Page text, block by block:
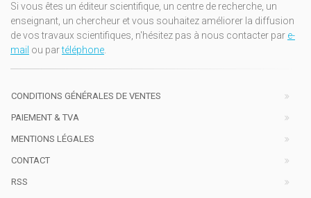
Si vous êtes un éditeur scientifique, un centre de recherche, un
enseignant, un chercheur et vous souhaitez améliorer la diffusion
de vos travaux scientifiques, n'hésitez pas à nous contacter par e-
mail ou partéléphone.
CONDITIONS GÉNÉRALES DE VENTES
PAIEMENT & TVA
MENTIONS LÉGALES
CONTACT
RSS